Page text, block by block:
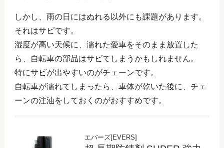
しかし、雨の日にはぬれる以外にも課題があります。
それはサビです。
湿度が高い天候に、濡れた愛車をそのまま放置した
ら、自転車の部品はサビてしまうかもしれません。
特にサビが出やすいのがチェーンです。
自転車が濡れてしまったら、車体が乾いた後に、チェ
ーンの注油をしておくのがおすすめです。
エバーズ[EVERS]